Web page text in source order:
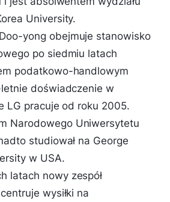
University.
yong obejmuje stanowisko
po siedmiu latach
podatkowo-handlowym
doświadczenie w
LG pracuje od roku 2005.
Narodowego Uniwersytetu
studiował na George
w USA.
latach nowy zespół
wysiłki na